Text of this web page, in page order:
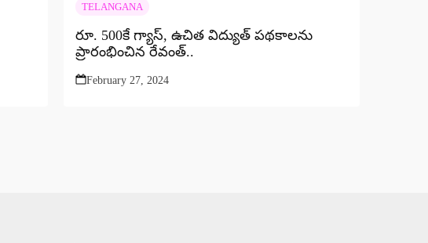
TELANGANA
రూ. 500కే గ్యాస్, ఉచిత విద్యుత్ పథకాలను
ప్రారంభించిన రేవంత్..
February 27, 2024